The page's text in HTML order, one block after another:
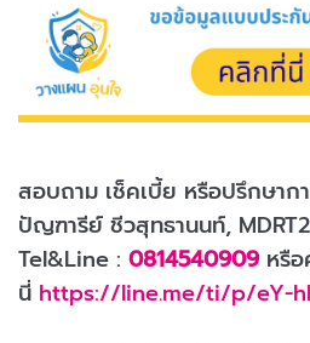
สอบถาม เช็คเบี้ย หรือปรึกษาก
ปัญฑารีย์ ชีวสุทธานนท์,
Tel&Line : 0814540909 หรื
นี่ https://line.me/ti/p/eY-